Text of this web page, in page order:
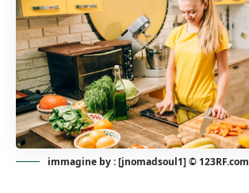
immagine by : [jnomadsoul1] © 123RF.com